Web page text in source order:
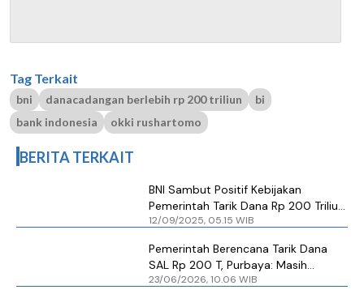
Tag Terkait
bni danacadangan berlebih rp 200 triliun
bi
bank indonesia
okki rushartomo
BERITA TERKAIT
BNI Sambut Positif Kebijakan
Pemerintah Tarik Dana Rp 200 Triliun
untuk Perbankan
12/09/2025, 05.15 WIB
Pemerintah Berencana Tarik Dana
SAL Rp 200 T, Purbaya: Masih
Didiskusikan dengan BI
23/06/2026, 10.06 WIB